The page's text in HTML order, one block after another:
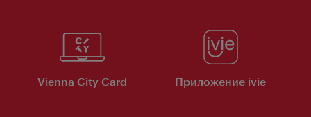
Vienna City Card Приложение ivie